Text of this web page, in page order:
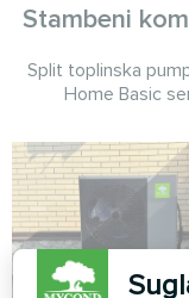
Stambeni
Split toplinska
Home Basic